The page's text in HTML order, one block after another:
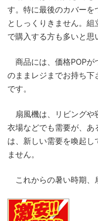
す。特に最後のカバーを
としっくりきません。
で購入する方も多いと思
商品には、価格POPが
のままレジまでお持ち下
です。
扇風機は、リビングや
衣場などでも需要が、
は、新しい需要を喚起
ません。
これからの暑い時期、